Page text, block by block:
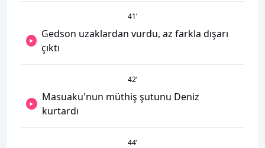
41’
Gedson uzaklardan vurdu, az farkla dışarı
çıktı
42’
Masuaku'nun müthiş şutunu Deniz
kurtardı
44’